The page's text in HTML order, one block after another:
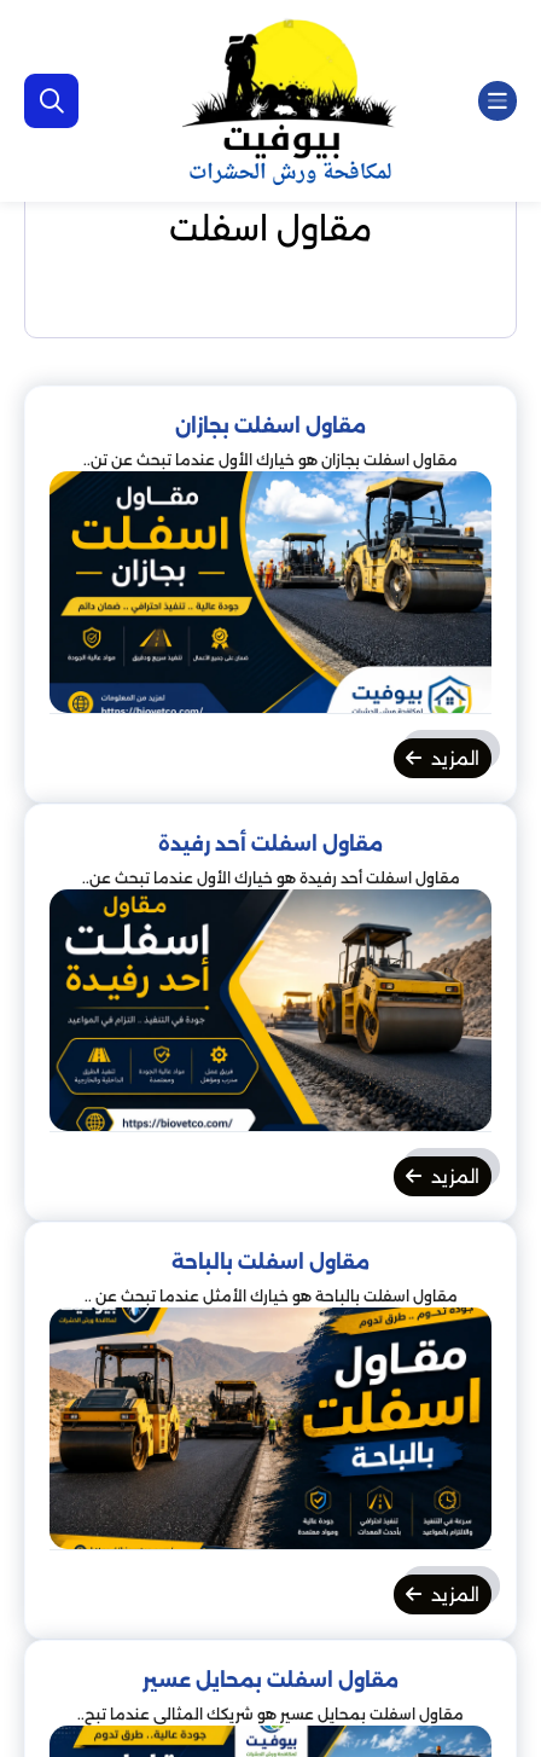
مقاول اسفلت
مقاول اسفلت بجازان
مقاول اسفلت بجازان هو خيارك الأول عندما تبحث عن تن..
المزيد
مقاول اسفلت أحد رفيدة
مقاول اسفلت أحد رفيدة هو خيارك الأول عندما تبحث عن..
المزيد
مقاول اسفلت بالباحة
مقاول اسفلت بالباحة هو خيارك الأمثل عندما تبحث عن ..
المزيد
مقاول اسفلت بمحايل عسير
مقاول اسفلت بمحايل عسير هو شريكك المثالي عندما تبح..